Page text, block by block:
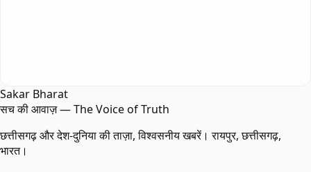
Sakar Bharat
सच की आवाज़ — The Voice of Truth
छत्तीसगढ़ और देश-दुनिया की ताज़ा, विश्वसनीय खबरें। रायपुर, छत्तीसगढ़,
भारत।